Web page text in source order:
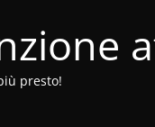
presto!